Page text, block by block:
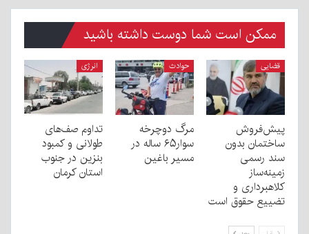
ممکن است شما دوست داشته باشید
قضایی
پیش‌فروش
ساختمان بدون
سند رسمی
زمینه‌ساز
کلاهبرداری و
تضییع حقوق است
حوادث
مرگ دوچرخه
سوار۶۵ ساله در
مسیر باغین
انرژی
تداوم صف‌های
طولانی و کمبود
بنزین در جنوب
استان کرمان